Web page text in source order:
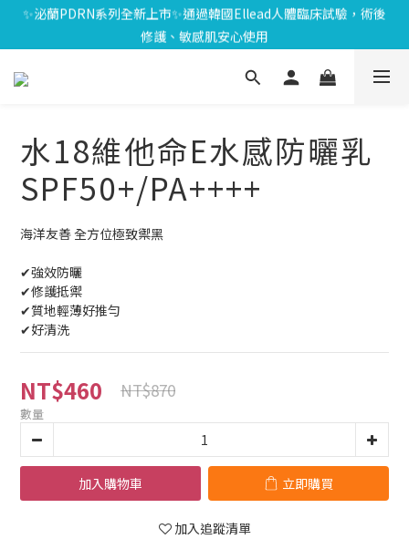
⏰8/01-8/18限定⏰下單送泌雪平衡面膜,滿$1000送緊緻Q彈組,滿
$1799再享Uber點數$200
✨泌蘭PDRN系列全新上市✨通過韓國Ellead人體臨床試驗，術後
修護、敏感肌安心使用
點可折抵1元；生日再送生日禮金
$1799再享Uber點數$200
水18維他命E水感防曬乳
SPF50+/PA++++
海洋友善 全方位極致禦黑
✔強效防曬
✔修護抵禦
✔質地輕薄好推勻
✔好清洗
NT$460 NT$870
數量
加入購物車 立即購買
加入追蹤清單